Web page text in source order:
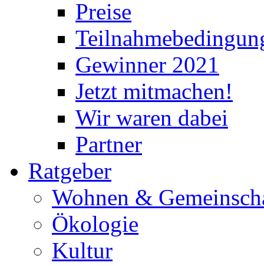
Preise
Gewinner 2021
Jetzt mitmachen!
Wir waren dabei
Partner
Ratgeber
Wohnen &
Ökologie
Kultur